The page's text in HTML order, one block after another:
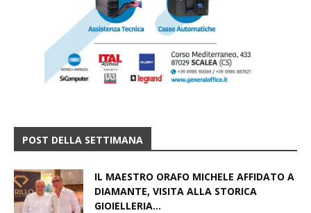
POST DELLA SETTIMANA
IL MAESTRO ORAFO MICHELE AFFIDATO A
DIAMANTE, VISITA ALLA STORICA
GIOIELLERIA...